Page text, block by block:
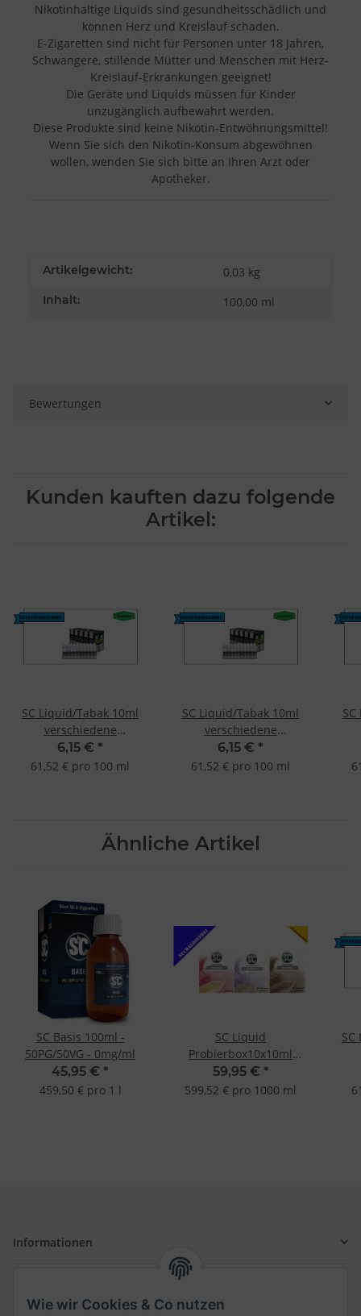
Nikotinhaltige Liquids sind gesundheitsschädlich und
können Herz und Kreislauf schaden.
E-Zigaretten sind nicht für Personen unter 18 Jahren,
Schwangere, stillende Mütter und Menschen mit Herz-
Kreislauf-Erkrankungen geeignet!
Die Geräte und Liquids müssen für Kinder
unzugänglich aufbewahrt werden.
Diese Produkte sind keine Nikotin-Entwöhnungsmittel!
Wenn Sie sich den Nikotin-Konsum abgewöhnen
wollen, wenden Sie sich bitte an Ihren Arzt oder
Apotheker.
Artikelgewicht: 0,03 kg
Inhalt: 100,00 ml
Bewertungen
Kunden kauften dazu folgende
Artikel:
SC Liquid/Tabak 10ml
verschiedene
Geschmacksrichtungen
Delicate Mild Tabak
6,15 € *
61,52 € pro 100 ml
SC Liquid/Tabak 10ml
verschiedene
Geschmacksrichtungen
Pure Tabak 12mg
6,15 € *
61,52 € pro 100 ml
Ähnliche Artikel
SC Basis 100ml -
50PG/50VG - 0mg/ml
45,95 € *
459,50 € pro 1 l
SC Liquid
Probierbox10x10ml
Tabak Frucht Gourmet E-
Liquid E-Zigarette
59,95 € *
599,52 € pro 1000 ml
Informationen
Wie wir Cookies & Co nutzen